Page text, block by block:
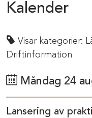
Kalender
Visar kategorier:
Driftinformation
Måndag 24
Lansering av